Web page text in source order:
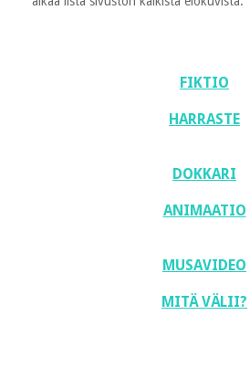
FIKTIO
HARRASTE
DOKKARI
ANIMAATIO
MUSAVIDEO
MITÄ VÄLII?